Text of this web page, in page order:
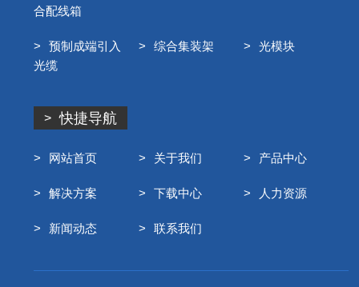
合配线箱
预制成端引入
光缆
综合集装架 光模块
快捷导航
网站首页 关于我们 产品中心
解决方案 下载中心 人力资源
新闻动态 联系我们